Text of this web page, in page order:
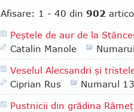
Afisare: 1 - 40 din 902
Peştele de aur de la
Catalin Manole
Veselul Alecsandri şi
Ciprian Rus
Numarul
Pustnicii din grădina